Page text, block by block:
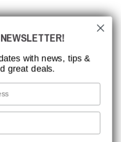
with news, tips &
great deals.